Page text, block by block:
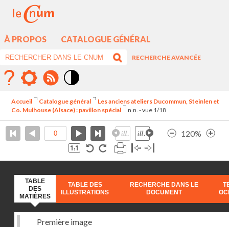
À PROPOS CATALOGUE GÉNÉRAL
RECHERCHE AVANCÉE
élévé
Accueil Catalogue général
Les anciens ateliers Ducommun, Steinlen et
Co. Mulhouse (Alsace) : pavillon spécial
n.n. - vue 1/18
120%
TABLE
DES
MATIÈRES
TABLE DES
ILLUSTRATIONS
RECHERCHE DANS LE
DOCUMENT
Première image